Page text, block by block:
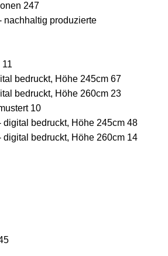
247
nachhaltig produzierte
11
bedruckt, Höhe 245cm 67
bedruckt, Höhe 260cm 23
10
digital bedruckt, Höhe 245cm 48
digital bedruckt, Höhe 260cm 14